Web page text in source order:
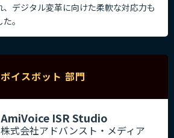
デジタル変革に向けた柔軟な対応力も
。
ボイスボット 部門
AmiVoice ISR Studio
株式会社アドバンスト・メディア